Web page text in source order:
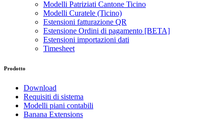
Modelli Patriziati Cantone Ticino
Modelli Curatele (Ticino)
Estensioni fatturazione QR
Estensione Ordini di pagamento [BETA]
Estensioni importazioni dati
Timesheet
Prodotto
Download
Requisiti di sistema
Modelli piani contabili
Banana Extensions